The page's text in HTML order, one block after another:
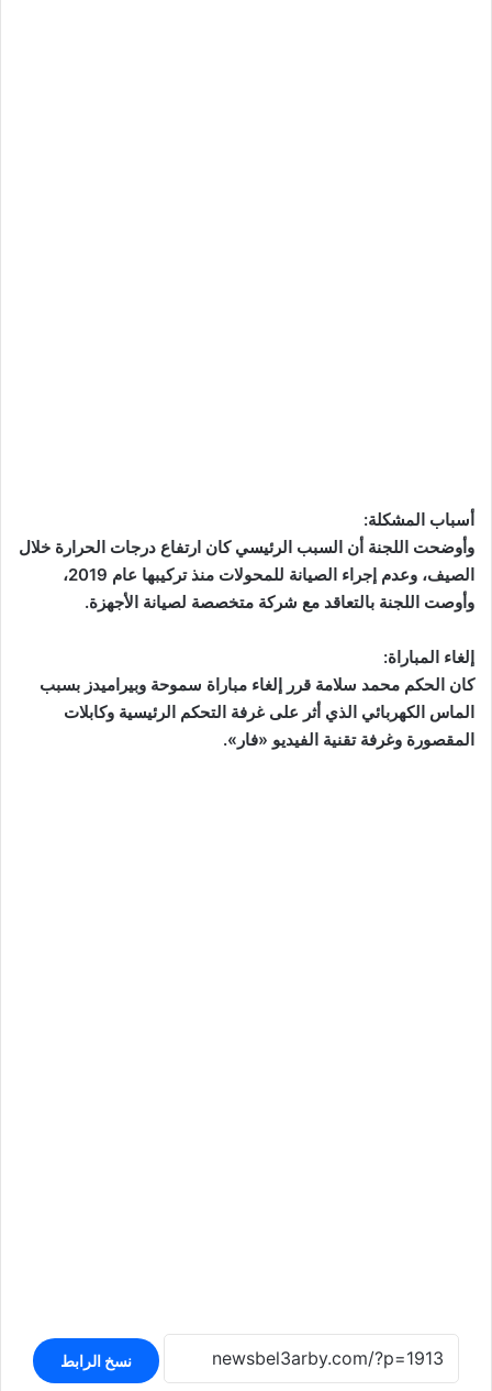
أسباب المشكلة:
وأوضحت اللجنة أن السبب الرئيسي كان ارتفاع درجات الحرارة خلال
الصيف، وعدم إجراء الصيانة للمحولات منذ تركيبها عام 2019،
وأوصت اللجنة بالتعاقد مع شركة متخصصة لصيانة الأجهزة.
إلغاء المباراة:
كان الحكم محمد سلامة قرر إلغاء مباراة سموحة وبيراميدز بسبب
الماس الكهربائي الذي أثر على غرفة التحكم الرئيسية وكابلات
المقصورة وغرفة تقنية الفيديو «فار».
نسخ الرابط